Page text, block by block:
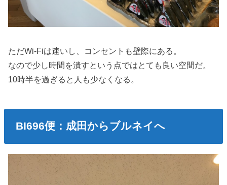
ただWi-Fiは速いし、コンセントも壁際にある。
なので少し時間を潰すという点ではとても良い空間だ。
10時半を過ぎると人も少なくなる。
BI696便：成田からブルネイへ